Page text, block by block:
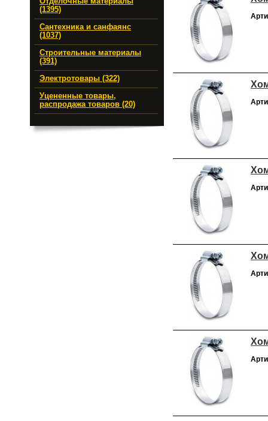
(1395)
Сантехника и санфаянс
(1037)
Строительные материалы
(391)
Электротовары (322)
Уцененные товары,
распродажа товаров (20)